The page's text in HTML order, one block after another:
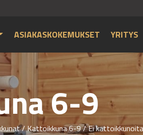
ASIAKASKOKEMUKSET YRITYS
6-9
/Kattoikkuna 6-9/ Ei kattoikkunoita